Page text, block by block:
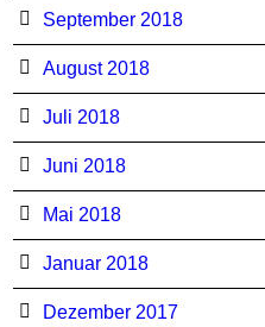
September 2018
August 2018
Juli 2018
Juni 2018
Mai 2018
Januar 2018
Dezember 2017